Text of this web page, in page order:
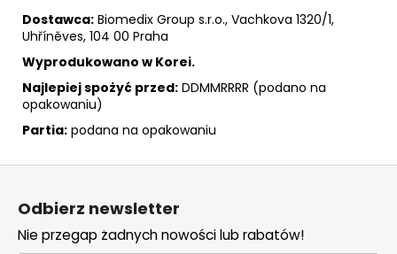
Dostawca: Biomedix Group s.r.o., Vachkova 1320/1,
Uhříněves, 104 00 Praha
Wyprodukowano w Korei.
Najlepiej spożyć przed: DDMMRRRR (podano na
opakowaniu)
Partia: podana na opakowaniu
S
Odbierz newsletter
Nie przegap żadnych nowości lub rabatów!